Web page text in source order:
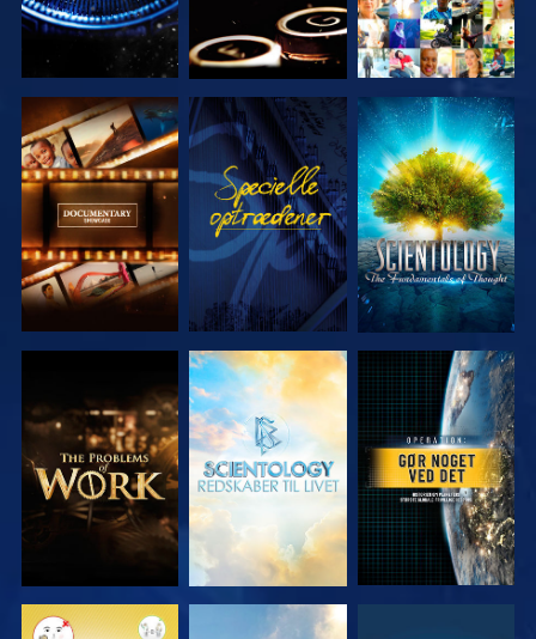
UDFORSK
SERIEN
SE
UDFORSK
SERIEN
UDFORSK
SERIEN
UDFORSK
SERIEN
SE